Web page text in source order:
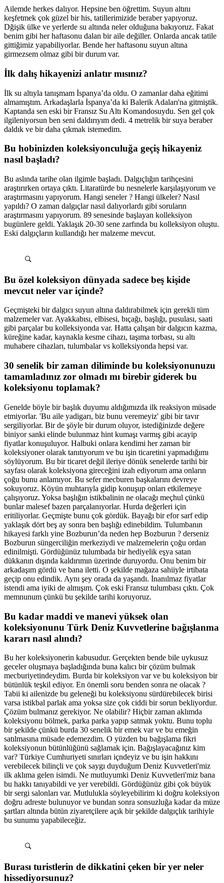
Ailemde herkes dalıyor. Hepsine ben öğrettim. Suyun altını
keşfetmek çok güzel bir his, tatillerimizide beraber yapıyoruz.
Dğişik ülke ve yerlerde su altında neler olduğuna bakıyoruz. Fakat
benim gibi her haftasonu dalan bir aile değiller. Onlarda ancak tatile
gittiğimiz yapabiliyorlar. Bende her haftasonu suyun altına
girmezsem olmaz gibi bir durum var.
İlk dalış hikayenizi anlatır mısınız?
İlk su altıyla tanışmam İspanya’da oldu. O zamanlar daha eğitimi
almamıştım. Arkadaşlarla İspanya’da ki Balerik Adaları'na gitmiştik.
Kaptanda sen eski bir Fransız Su Altı Komandosuydu. Sen gel çok
ilgileniyorsun ben seni daldırıyım dedi. 4 metrelik bir suya beraber
daldık ve bir daha çıkmak istemedim.
Bu hobinizden koleksiyonculuğa geçiş hikayeniz
nasıl başladı?
Bu aslında tarihe olan ilgimle başladı. Dalgıçlığın tarihçesini
araştırırken ortaya çıktı. Litaratürde bu nesnelerle karşılaşıyorum ve
araştırmasını yapıyorum. Hangi seneler ? Hangi ülkeler? Nasıl
yapıldı? O zaman dalgıçlar nasıl dalıyorlardı gibi soruların
araştırmasını yapıyorum. 89 senesinde başlayan kolleksiyon
bugünlere geldi. Yaklaşık 20-30 sene zarfında bu kolleksiyon oluştu.
Eski dalgıçların kullandığı her malzeme mevcut.
Bu özel koleksiyon dünyada sadece beş kişide
mevcut neler var içinde?
Geçmişteki bir dalgıcı suyun altına daldırabilmek için gerekli tüm
malzemeler var. Ayakkabısı, elbisesi, bıçağı, başlığı, pusulası, saati
gibi parçalar bu kolleksiyonda var. Hatta çalışan bir dalgıcın kazma,
küreğine kadar, kaynakla kesme cihazı, taşıma torbası, su altı
muhabere cihazları, tulumbalar vs kolleksiyonda hepsi var.
30 senelik bir zaman diliminde bu koleksiyonunuzu
tamamladınız zor olmadı mı birebir giderek bu
koleksiyonu toplamak?
Genelde böyle bir başlık duyumu aldığımızda ilk reaksiyon müsade
etmiyorlar. 'Bu aile yadigarı, biz bunu veremeyiz' gibi bir tavır
sergiliyorlar. Bir de şöyle bir durum oluyor, istediğinizde değere
biniyor sanki elinde bulunmaz hint kumaşı varmış gibi acayip
fiyatlar konuşuluyor. Halbuki onlara kendimi her zaman bir
koleksiyoner olarak tanıtıyorum ve bu işin ticaretini yapmadığımı
söylüyorum. Bu bir ticaret değil ileriye dönük senelerde tarihi bir
sayfası olarak koleksiyona gireceğini izah ediyorum ama onların
çoğu bunu anlamıyor. Bu sefer mecburen başkalarını devreye
sokuyoruz. Köyün muhtarıyla gidip konuşup onları etkilemeye
çalışıyoruz. Yoksa başlığın istikbalinin ne olacağı meçhul çünkü
bunlar malesef bazen parçalanıyorlar. Hurda değerleri için
eritiliyorlar. Geçmişte bunu çok gördük. Bayağı bir efor sarf edip
yaklaşık dört beş ay sonra ben başlığı edinebildim. Tulumbanın
hikayesi farklı yine Bozburun’da neden hep Bozburun ? derseniz
Bozburun süngerciliğin merkeziydi ve malzemelerin çoğu ordan
edinilmişti. Gördüğünüz tulumbada bir hediyelik eşya satan
dükkanın dışında kaldırımın üzerinde duruyordu. Onu benim bir
arkadaşım gördü ve bana iletti. O şekilde mağaza sahiiyle irtibata
geçip onu edindik. Aynı şey orada da yaşandı. İnanılmaz fiyatlar
istendi ama iyiki de almışım. Çok eski Fransız tulumbası çıktı. Çok
memnunum çünkü bu şekilde tarihi koruyoruz.
Bu kadar maddi ve manevi yüksek olan
koleksiyonunu Türk Deniz Kuvvetlerine bağışlanma
kararı nasıl alındı?
Bu her koleksiyonerin kabusudur. Gerçekten bende bile uykusuz
geceler oluşmaya başladığında buna kalıcı bir çözüm bulmak
mecburiyetindeydim. Burda bir koleksiyon var ve bu koleksiyon bir
bütünlük teşkil ediyor. En önemli soru benden sonra ne olacak ?
Tabii ki ailenizde bu geleneği bu koleksiyonu sürdürebilecek birisi
varsa istikbal parlak ama yoksa size çok ciddi bir sorun bekliyordur.
Çözüm bulmanız gerekiyor. Ne olabilir? Hiçbir zaman aklımda
koleksiyonu bölmek, parka parka yapıp satmak yoktu. Bunu toplu
bir şekilde çünkü burda 30 senelik bir emek var ve bu emeğin
satılmasına müsade edemezdim. O yüzden bu bağışlama fikri
koleksiyonun bütünlüğünü sağlamak için. Bağışlayacağınız kim
var? Türkiye Cumhuriyeti sınırları içndeyiz ve bu işin hakkını
verebilecek bilinçli ve çok saygı duyduğum Deniz Kuvvetleri'miz
ilk aklıma gelen isimdi. Ne mutluyumki Deniz Kuvvetleri'miz bana
bu hakkı tanıyabildi ve yer verebildi. Gördüğünüz gibi çok büyük
bir sergi salonları var. Mutlulukla söyleyebilirim ki doğru koleksiyon
doğru adreste bulunuyor ve bundan sonra sonsuzluğa kadar da müze
şartları altında bütün ziyaretçilere açık bir şekilde dalgıçlık tarihiyle
bu sunumu yapabileceğiz.
Burası turistlerin de dikkatini çeken bir yer neler
hissediyorsunuz?